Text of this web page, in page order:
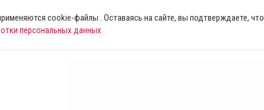
cookie-файлы . Оставаясь на сайте, вы подтверждаете, что
персональных данных